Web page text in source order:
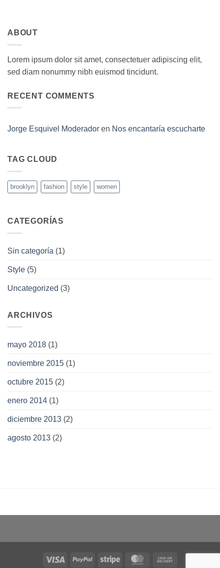
ABOUT
Lorem ipsum dolor sit amet, consectetuer adipiscing elit,
sed diam nonummy nibh euismod tincidunt.
RECENT COMMENTS
Jorge Esquivel Moderador en Nos encantaría escucharte
TAG CLOUD
brooklyn fashion style women
CATEGORÍAS
Sin categoría (1)
Style (5)
Uncategorized (3)
ARCHIVOS
mayo 2018 (1)
noviembre 2015 (1)
octubre 2015 (2)
enero 2014 (1)
diciembre 2013 (2)
agosto 2013 (2)
Visa PayPal Stripe MasterCard